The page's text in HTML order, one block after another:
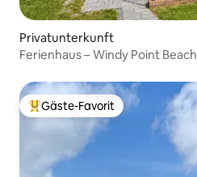
Privatunterkunft
Ferienhaus – Windy Point Beach
Beliebter Gäste-Favorit.
Gäste-Favorit